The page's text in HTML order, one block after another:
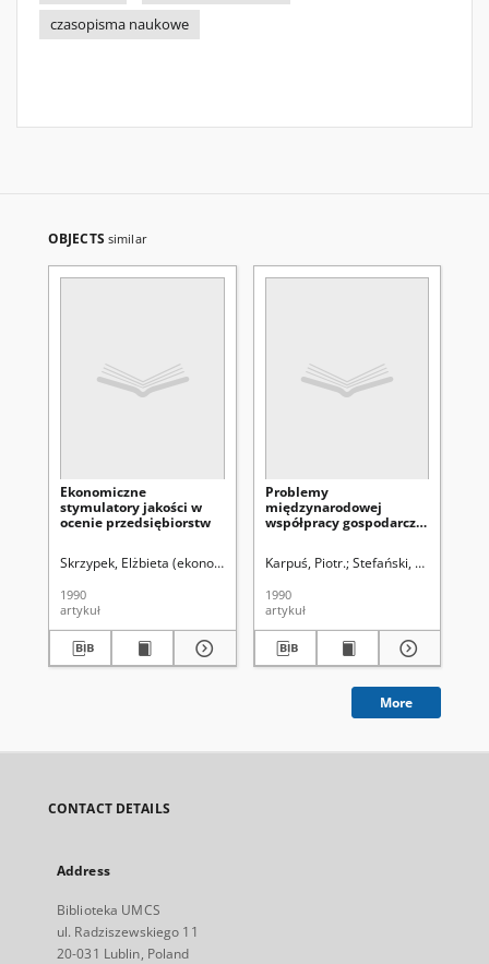
czasopisma naukowe
OBJECTS similar
Ekonomiczne
stymulatory jakości w
ocenie przedsiębiorstw
Skrzypek, Elżbieta (ekonomia).
1990
artykuł
Problemy
międzynarodowej
współpracy gospodarczej
Karpuś, Piotr. Stefański, Marian.
1990
artykuł
More
CONTACT DETAILS
Address
Biblioteka UMCS
ul. Radziszewskiego 11
20-031 Lublin, Poland